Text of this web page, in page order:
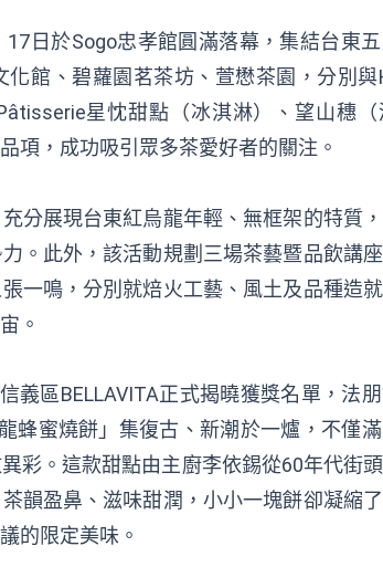
日於Sogo忠孝館圓滿落幕，集結台東五
館、碧蘿園茗茶坊、萱懋茶園，分別與
星忱甜點（冰淇淋）、望山穗
項，成功吸引眾多茶愛好者的關注。
分展現台東紅烏龍年輕、無框架的特質
。此外，該活動規劃三場茶藝暨品飲講
一鳴，分別就焙火工藝、風土及品種造
。
義區BELLAVITA正式揭曉獲獎名單，法
蜂蜜燒餅」集復古、新潮於一爐，不僅
彩。這款甜點由主廚李依錫從60年代街
韻盈鼻、滋味甜潤，小小一塊餅卻凝縮
的限定美味。